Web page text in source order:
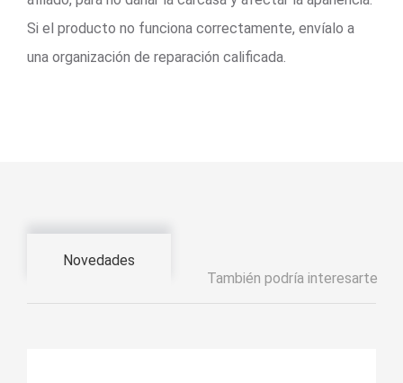
Si el producto no funciona correctamente, envíalo a
una organización de reparación calificada.
Novedades
También podría interesarte